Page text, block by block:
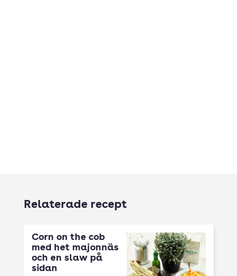
Relaterade recept
Corn on the cob
med het majonnäs
och en slaw på
sidan